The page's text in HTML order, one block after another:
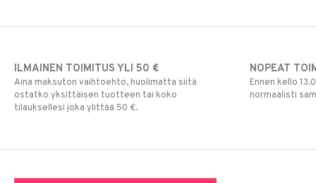
ILMAINEN TOIMITUS YLI 50 €
Aina maksuton vaihtoehto, huolimatta siitä
ostatko yksittäisen tuotteen tai koko
tilauksellesi joka ylittää 50 €.
NOPEAT
Ennen kello
normaalisti